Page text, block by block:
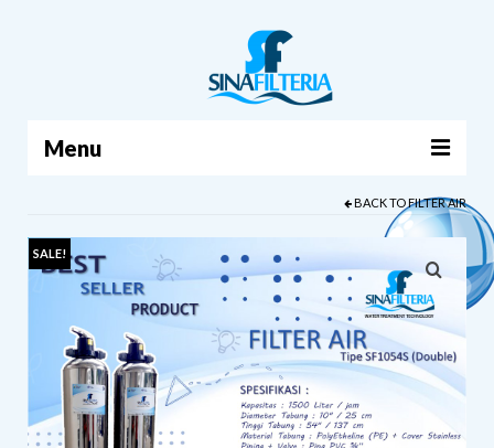
Menu
PRODUK
TENTANG KAMI
ARTIKEL
HUBUNGI KAMI
KERANJANG
BACK TOFILTER AIR
SALE!